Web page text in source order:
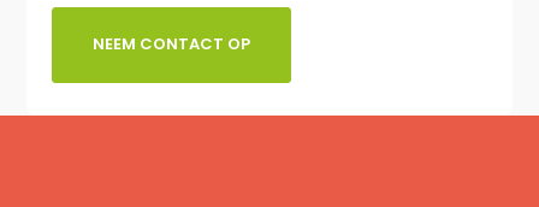
NEEM CONTACT OP